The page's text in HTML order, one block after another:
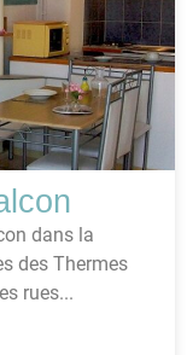
dans la
des Thermes
rues...